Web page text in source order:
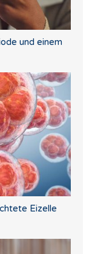
und einem
Eizelle